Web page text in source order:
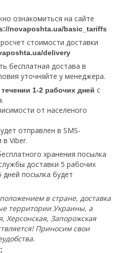
ознакомиться на сайте
novaposhta.ua/basic_tariffs
стоимости доставки
delivery
бесплатная достава в
уточняйте у менеджера.
течении 1-2 рабочих дней с
от населеного
отправлен в SMS-
Viber.
хранения посылка
доставки 5 рабочих
дней посылка будет
в стране, доставка
территории Украины, а
Херсонская, Запорожская
Приносим свои